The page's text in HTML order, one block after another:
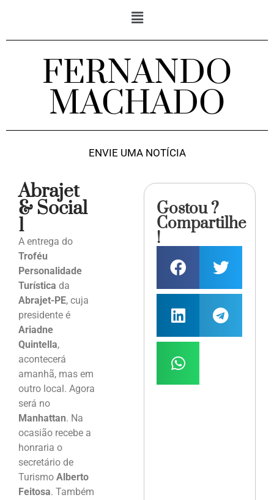
FERNANDO
MACHADO
ENVIE UMA NOTÍCIA
Abrajet
& Social
1
A entrega do
Troféu
Personalidade
Turística da
Abrajet-PE, cuja
presidente é
Ariadne
Quintella,
acontecerá
amanhã, mas em
outro local. Agora
será no
Manhattan. Na
ocasião recebe a
honraria o
secretário de
Turismo Alberto
Feitosa. Também
Gostou ?
Compartilhe
!